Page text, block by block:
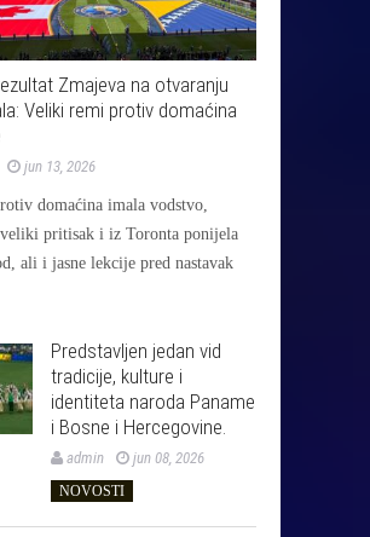
Zmajeva na otvaranju
Veliki remi protiv domaćina
jun 13, 2026
domaćina imala vodstvo,
pritisak i iz Toronta ponijela
ali i jasne lekcije pred nastavak
Predstavljen jedan vid
tradicije, kulture i
identiteta naroda Paname
i Bosne i Hercegovine.
admin jun 08, 2026
NOVOSTI